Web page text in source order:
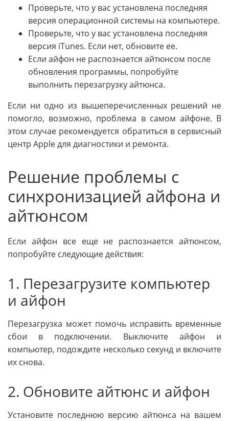
Проверьте, что у вас установлена последняя
версия операционной системы на компьютере.
Проверьте, что у вас установлена последняя
версия iTunes. Если нет, обновите ее.
Если айфон не распознается айтюнсом после
обновления программы, попробуйте
выполнить перезагрузку айтюнса.
Если ни одно из вышеперечисленных решений не
помогло, возможно, проблема в самом айфоне. В
этом случае рекомендуется обратиться в сервисный
центр Apple для диагностики и ремонта.
Решение проблемы с
синхронизацией айфона и
айтюнсом
Если айфон все еще не распознается айтюнсом,
попробуйте следующие действия:
1. Перезагрузите компьютер
и айфон
Перезагрузка может помочь исправить временные
сбои в подключении. Выключите айфон и
компьютер, подождите несколько секунд и включите
их снова.
2. Обновите айтюнс и айфон
Установите последнюю версию айтюнса на вашем